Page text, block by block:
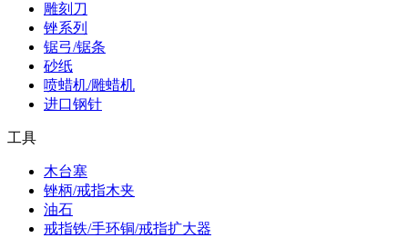
雕刻刀
锉系列
锯弓/锯条
砂纸
喷蜡机/雕蜡机
进口钢针
工具
木台塞
锉柄/戒指木夹
油石
戒指铁/手环铜/戒指扩大器